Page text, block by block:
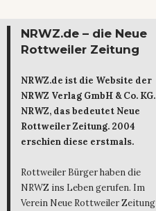
NRWZ.de – die Neue
Rottweiler Zeitung
NRWZ.de ist die Website der
NRWZ Verlag GmbH & Co. KG.
NRWZ, das bedeutet Neue
Rottweiler Zeitung. 2004
erschien diese erstmals.
Rottweiler Bürger haben die
NRWZ ins Leben gerufen. Im
Verein Neue Rottweiler Zeitung